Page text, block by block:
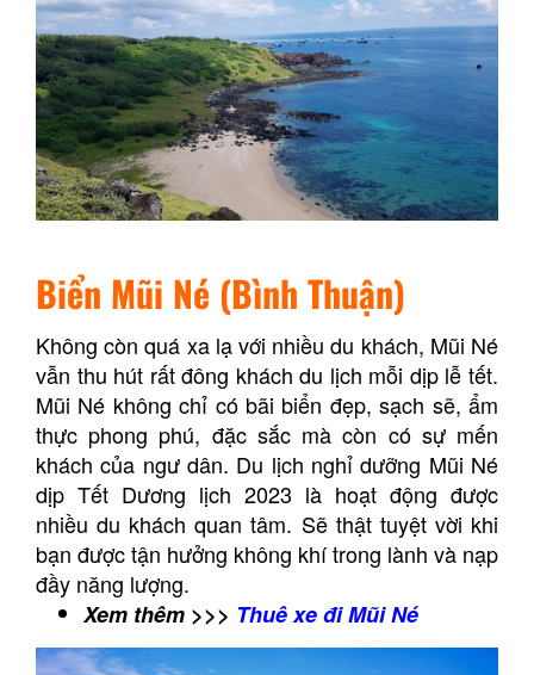
Biển Mũi Né (Bình Thuận)
Không còn quá xa lạ với nhiều du khách, Mũi Né
vẫn thu hút rất đông khách du lịch mỗi dịp lễ tết.
Mũi Né không chỉ có bãi biển đẹp, sạch sẽ, ẩm
thực phong phú, đặc sắc mà còn có sự mến
khách của ngư dân. Du lịch nghỉ dưỡng Mũi Né
dịp Tết Dương lịch 2023 là hoạt động được
nhiều du khách quan tâm. Sẽ thật tuyệt vời khi
bạn được tận hưởng không khí trong lành và nạp
đầy năng lượng.
Xem thêm >>> Thuê xe đi Mũi Né